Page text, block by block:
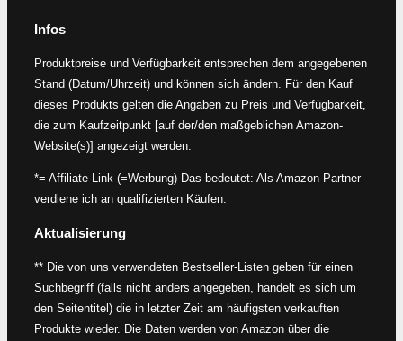
Infos
Produktpreise und Verfügbarkeit entsprechen dem angegebenen
Stand (Datum/Uhrzeit) und können sich ändern. Für den Kauf
dieses Produkts gelten die Angaben zu Preis und Verfügbarkeit,
die zum Kaufzeitpunkt [auf der/den maßgeblichen Amazon-
Website(s)] angezeigt werden.
*= Affiliate-Link (=Werbung) Das bedeutet: Als Amazon-Partner
verdiene ich an qualifizierten Käufen.
Aktualisierung
** Die von uns verwendeten Bestseller-Listen geben für einen
Suchbegriff (falls nicht anders angegeben, handelt es sich um
den Seitentitel) die in letzter Zeit am häufigsten verkauften
Produkte wieder. Die Daten werden von Amazon über die